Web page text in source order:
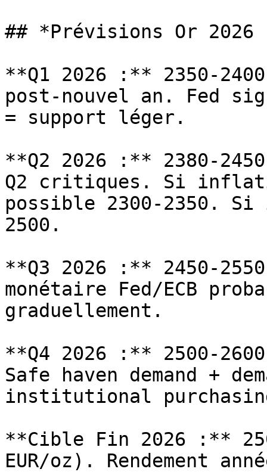
## *Prévisions Or
**Q1 2026 :** 2350-
post-nouvel an. Fed
= support léger.
**Q2 2026 :** 2380-
Q2 critiques. Si
possible 2300-2350.
2500.
**Q3 2026 :** 2450-
monétaire Fed/ECB
graduellement.
**Q4 2026 :** 2500-
Safe haven demand +
institutional
**Cible Fin 2026 :**
EUR/oz). Rendement